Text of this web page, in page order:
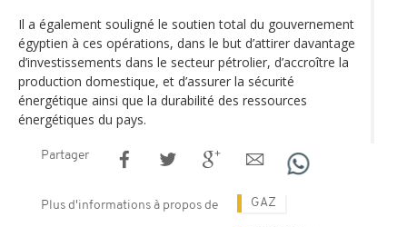
Il a également souligné le soutien total du gouvernement
égyptien à ces opérations, dans le but d’attirer davantage
d’investissements dans le secteur pétrolier, d’accroître la
production domestique, et d’assurer la sécurité
énergétique ainsi que la durabilité des ressources
énergétiques du pays.
Partager
Plus d'informations à propos de GAZ